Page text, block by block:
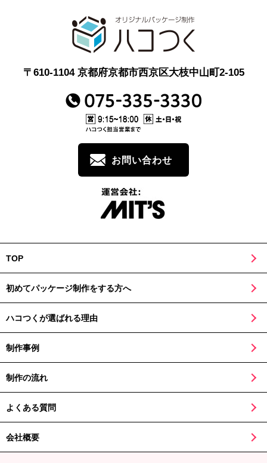
〒610-1104 京都府京都市西京区大枝中山町2-105
お問い合わせ
TOP
初めてパッケージ制作をする方へ
ハコつくが選ばれる理由
制作事例
制作の流れ
よくある質問
会社概要